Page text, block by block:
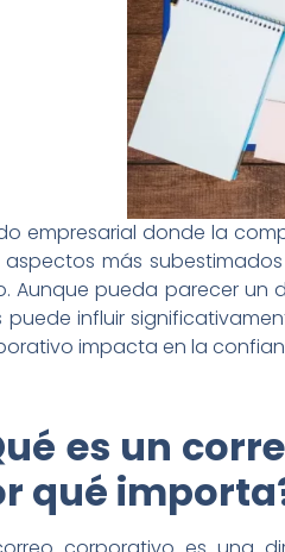
empresarial donde la
aspectos más
Aunque pueda parecer un
puede influir
impacta en la
es un
qué